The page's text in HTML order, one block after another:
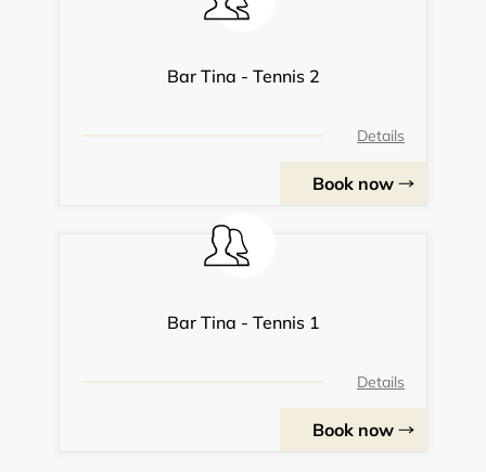
Bar Tina - Tennis 2
Details
Book now
Bar Tina - Tennis 1
Details
Book now